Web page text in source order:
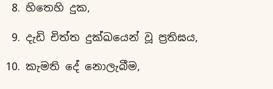
හිතෙහි දුක,
දැඩි චිත්ත දුක්ඛයෙන් වූ ප්‍රතිඝය,
කැමති දේ නොලැබීම,